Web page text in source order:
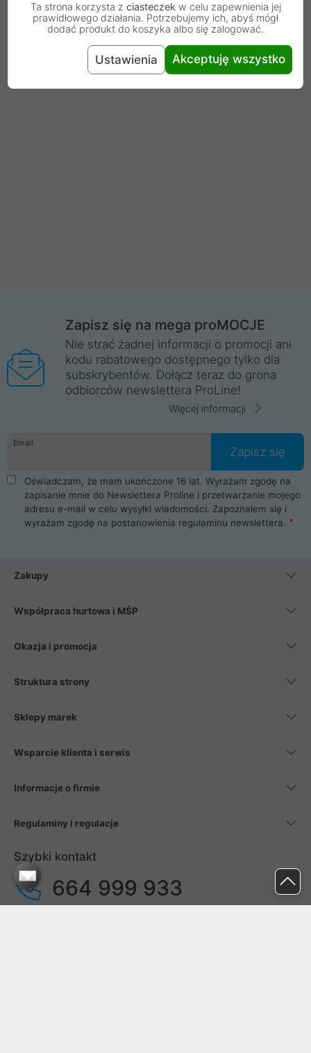
Zapisz się na mega proMOCJE
Nie strać żadnej informacji o promocji ani
kodu rabatowego dostępnego tylko dla
subskrybentów. Dołącz teraz do grona
odbiorców newslettera ProLine!
Więcej informacji
Email
Zapisz się
Oświadczam, że mam ukończone 16 lat. Wyrażam zgodę na
zapisanie mnie do Newslettera Proline i przetwarzanie mojego
adresu e-mail w celu wysyłki wiadomości. Zapoznałem się i
wyrażam zgodę na postanowienia regulaminu newslettera.
Zakupy
Współpraca hurtowa i MŚP
Okazja i promocja
Struktura strony
Sklepy marek
Wsparcie klienta i serwis
Informacje o firmie
Regulaminy i regulacje
Szybki kontakt
664 999 933
Ta strona korzysta z ciasteczek w celu zapewnienia jej
prawidłowego działania. Potrzebujemy ich, abyś mógł
dodać produkt do koszyka albo się zalogować.
Ustawienia Akceptuję wszystko